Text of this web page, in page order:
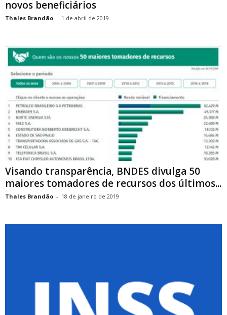
novos beneficiários
Thales Brandão - 1 de abril de 2019
Visando transparência, BNDES divulga 50
maiores tomadores de recursos dos últimos...
Thales Brandão - 18 de janeiro de 2019